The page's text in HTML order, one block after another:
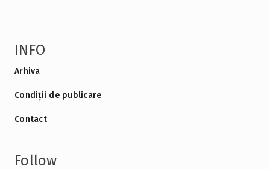
INFO
Arhiva
Condiții de publicare
Contact
Follow